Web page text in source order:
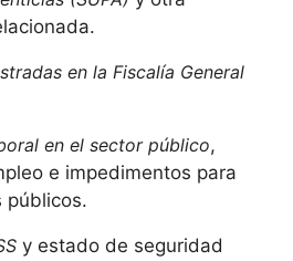
en la Fiscalía General
en el sector público,
e impedimentos para
públicos.
y estado de seguridad